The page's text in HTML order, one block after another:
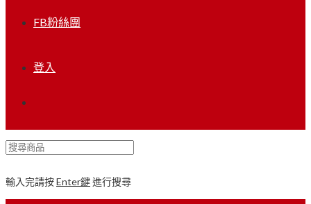
FB粉絲團
登入
輸入完請按Enter鍵進行搜尋